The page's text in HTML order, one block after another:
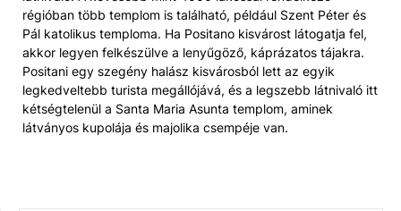
régióban több templom is található, például Szent Péter és
Pál katolikus temploma. Ha Positano kisvárost látogatja fel,
akkor legyen felkészülve a lenyűgöző, káprázatos tájakra.
Positani egy szegény halász kisvárosból lett az egyik
legkedveltebb turista megállójává, és a legszebb látnivaló itt
kétségtelenül a Santa Maria Asunta templom, aminek
látványos kupolája és majolika csempéje van.